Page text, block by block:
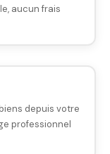
aucun frais
depuis votre
professionnel